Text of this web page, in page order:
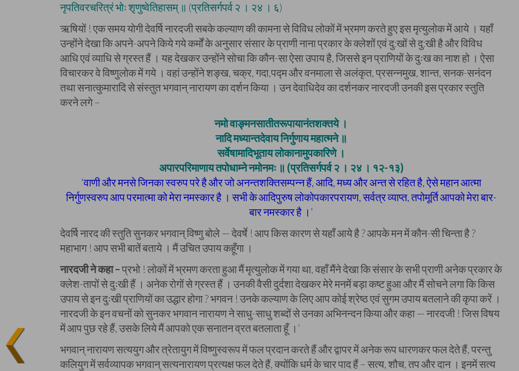
नृपतिवरचरित्रं भोः शृणुष्वेतिहासम् ॥ (प्रतिसर्गपर्व २ । २४ । ६)
ऋषियों ! एक समय योगी देवर्षि नारदजी सबके कल्याण की कामना से विविध लोकों में भ्रमण करते हुए इस मृत्युलोक में आये । यहाँ
उन्होंने देखा कि अपने-अपने किये गये कर्मों के अनुसार संसार के प्राणी नाना प्रकार के क्लेशों एवं दु:खों से दु:खी है और विविध
आधि एवं व्याधि से ग्रस्त हैं । यह देखकर उन्होंने सोचा कि कौन-सा ऐसा उपाय है, जिससे इन प्राणियों के दुःख का नाश हो । ऐसा
विचारकर वे विष्णुलोक में गये । वहां उन्होंने शङ्ख, चक्र, गदा,पद्म और वनमाला से अलंकृत, प्रसन्नमुख, शान्त, सनक-सनंदन
तथा सनात्कुमारादि से संस्तुत भगवान् नारायण का दर्शन किया । उन देवाधिदेव का दर्शनकर नारदजी उनकी इस प्रकार स्तुति
करने लगे –
नमो वाङ्मनसातीतरूपायानंतशक्तये ।
नादि मध्यान्तदेवाय निर्गुणाय महात्मने ॥
सर्वेषामादिभूताय लोकानामुपकारिणे ।
अपारपरिमाणाय तपोधाम्ने नमोनमः ॥ (प्रतिसर्गपर्व २ । २४ । १२-१३)
‘वाणी और मनसे जिनका स्वरुप परे है और जो अनन्तशक्तिसम्पन्न हैं, आदि, मध्य और अन्त से रहित है, ऐसे महान आत्मा
निर्गुणस्वरुप आप परमात्मा को मेरा नमस्कार है । सभी के आदिपुरुष लोकोपकारपरायण, सर्वत्र व्याप्त, तपोमूर्ति आपको मेरा बार-
बार नमस्कार है ।’
देवर्षि नारद की स्तुति सुनकर भगवान् विष्णु बोले — देवर्षे ! आप किस कारण से यहाँ आये है ? आपके मन में कौन-सी चिन्ता है ?
महाभाग ! आप सभी बातें बताये । मैं उचित उपाय कहूँगा ।
नारदजी ने कहा –प्रभो ! लोकों में भ्रमण करता हुआ मैं मृत्युलोक में गया था, वहाँ मैंने देखा कि संसार के सभी प्राणी अनेक प्रकार के
क्लेश-तापों से दुःखी हैं । अनेक रोगों से ग्रस्त हैं । उनकी वैसी दुर्दशा देखकर मेरे मनमें बड़ा कष्ट हुआ और मैं सोचने लगा कि किस
उपाय से इन दुःखी प्राणियों का उद्धार होगा ? भगवन ! उनके कल्याण के लिए आप कोई श्रेष्ठ एवं सुगम उपाय बतलाने की कृपा करें ।
नारदजी के इन वचनों को सुनकर भगवान नारायण ने साधु-साधु शब्दों से उनका अभिनन्दन किया और कहा — नारदजी ! जिस विषय
में आप पुछ रहे हैं, उसके लिये मैं आपको एक सनातन व्रत बतलाता हूँ ।’
भगवान् नारायण सत्ययुग और त्रेतायुग में विष्णुस्वरूप में फल प्रदान करते हैं और द्वापर में अनेक रूप धारणकर फल देते हैं, परन्तु
कलियुग में सर्वव्यापक भगवान् सत्यनारायण प्रत्यक्ष फल देते हैं, क्योंकि धर्म के चार पाद हैं – सत्य, शौच, तप और दान । इनमें सत्य